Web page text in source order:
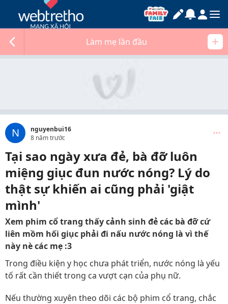
Làm mẹ lần đầu
N
nguyenbui16
8 năm trước
Tại sao ngày xưa đẻ, bà đỡ luôn
miệng giục đun nước nóng? Lý do
thật sự khiến ai cũng phải 'giật
mình'
Xem phim cổ trang thấy cảnh sinh đẻ các bà đỡ cứ
liên mồm hối giục phải đi nấu nước nóng là vì thế
này nè các mẹ :3
Trong điều kiện y học chưa phát triển, nước nóng là yếu
tố rất cần thiết trong ca vượt cạn của phụ nữ.
Nếu thường xuyên theo dõi các bộ phim cổ trang, chắc